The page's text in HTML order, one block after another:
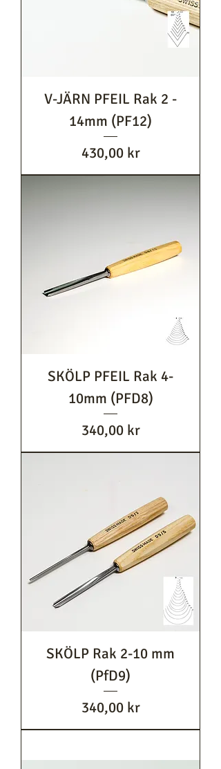
V-JÄRN PFEIL Rak 2 -
14mm (PF12)
Pris
430,00 kr
SKÖLP PFEIL Rak 4-
10mm (PFD8)
Pris
340,00 kr
SKÖLP Rak 2-10 mm
(PfD9)
Pris
340,00 kr